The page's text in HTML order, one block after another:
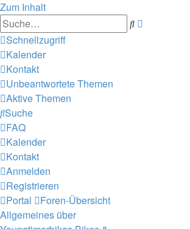
Zum Inhalt
Suche
Schnellzugriff
Kalender
Kontakt
Unbeantwortete Themen
Aktive Themen
Suche
FAQ
Kalender
Kontakt
Anmelden
Registrieren
Portal
Foren-Übersicht
Allgemeines über